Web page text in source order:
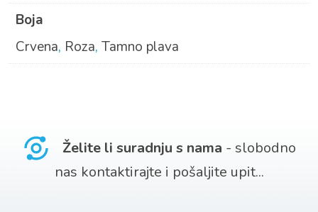
Boja
Crvena, Roza, Tamno plava
Želite li suradnju s nama - slobodno
nas kontaktirajte i pošaljite upit...